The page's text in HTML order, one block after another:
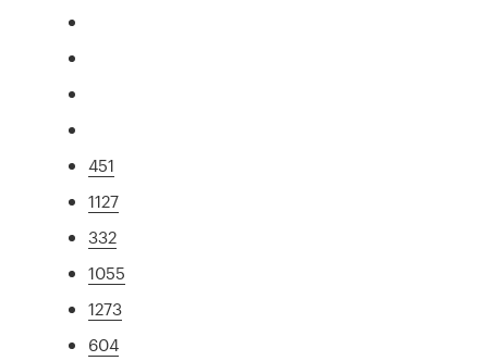
451
1127
332
1055
1273
604